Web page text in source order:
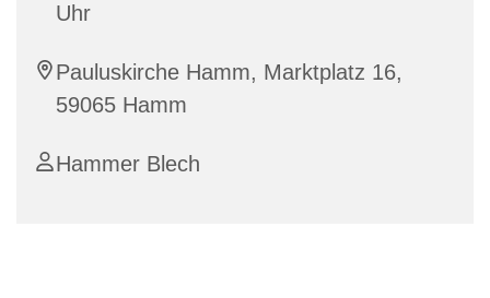
Uhr
Pauluskirche Hamm, Marktplatz 16,
59065 Hamm
Hammer Blech